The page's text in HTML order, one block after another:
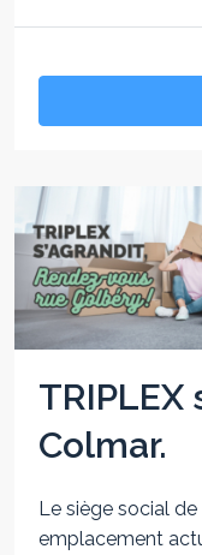
TRIPLEX
Colmar.
Le siège social
emplacement